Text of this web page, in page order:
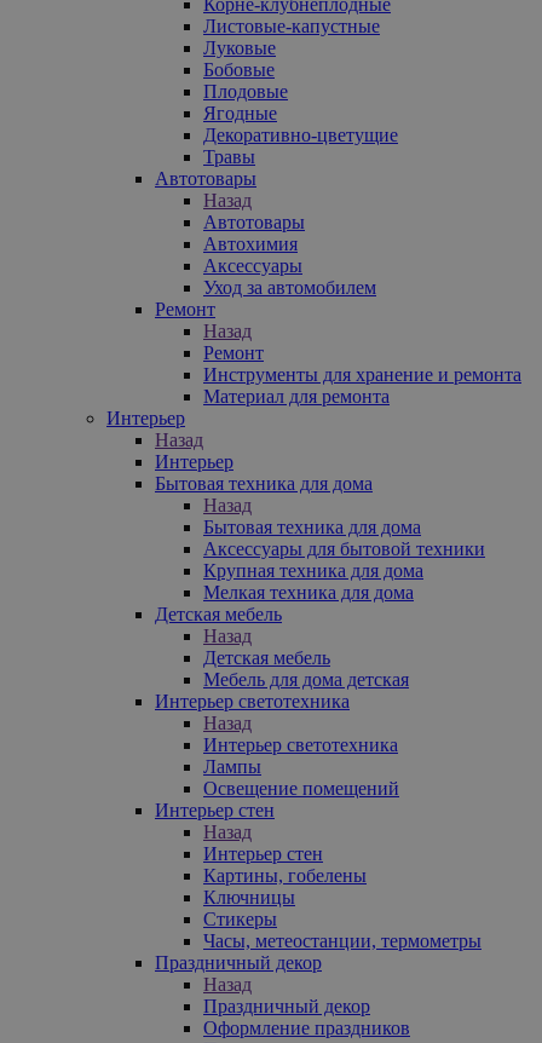
Листовые-капустные
Луковые
Бобовые
Плодовые
Ягодные
Декоративно-цветущие
Травы
Автотовары
Назад
Автотовары
Автохимия
Аксессуары
Уход за автомобилем
Ремонт
Назад
Ремонт
Инструменты для хранение и ремонта
Материал для ремонта
Интерьер
Назад
Интерьер
Бытовая техника для дома
Назад
Бытовая техника для дома
Аксессуары для бытовой техники
Крупная техника для дома
Мелкая техника для дома
Детская мебель
Назад
Детская мебель
Мебель для дома детская
Интерьер светотехника
Назад
Интерьер светотехника
Лампы
Освещение помещений
Интерьер стен
Назад
Интерьер стен
Картины, гобелены
Ключницы
Стикеры
Часы, метеостанции, термометры
Праздничный декор
Назад
Праздничный декор
Оформление праздников